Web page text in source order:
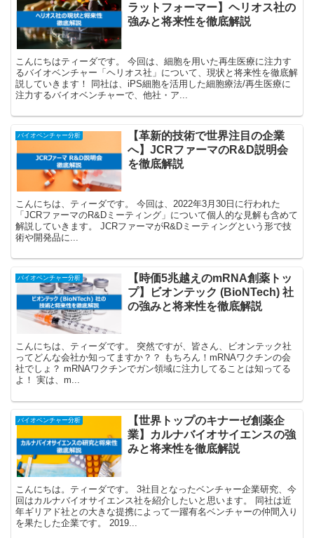
ラットフォーマー】ヘリオス社の
強みと将来性を徹底解説
こんにちはティーダです。 今回は、細胞を用いた再生医療に注力す
るバイオベンチャー「ヘリオス社」について、現状と将来性を徹底解
説していきます！ 同社は、iPS細胞を活用した細胞療法/再生医療に
注力するバイオベンチャーで、他社・ア...
バイオベンチャー分析
【革新的技術で世界注目の企業
へ】JCRファーマのR&D説明会
を徹底解説
こんにちは、ティーダです。 今回は、2022年3月30日に行われた
「JCRファーマのR&Dミーティング」について個人的な見解も含めて
解説していきます。 JCRファーマがR&Dミーティングという形で技
術や開発品に...
バイオベンチャー分析
【時価5兆越えのmRNA創薬トッ
プ】ビオンテック (BioNTech) 社
の強みと将来性を徹底解説
こんにちは、ティーダです。 突然ですが、皆さん、ビオンテック社
ってどんな会社か知ってますか？？ もちろん！mRNAワクチンの会
社でしょ？ mRNAワクチンでガン領域に注力してることは知ってる
よ！ 実は、m...
バイオベンチャー分析
【世界トップのキナーゼ創薬企
業】カルナバイオサイエンスの強
みと将来性を徹底解説
こんにちは。ティーダです。 3社目となったベンチャー企業研究、今
回はカルナバイオサイエンス社を紹介したいと思います。 同社は近
年ギリアド社との大きな提携によって一躍有名ベンチャーの仲間入り
を果たした企業です。 2019...